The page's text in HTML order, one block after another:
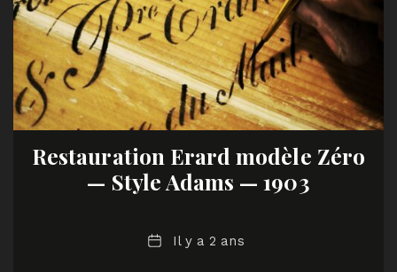
Restauration Erard modèle Zéro
— Style Adams — 1903
DateIl y a 2 ans